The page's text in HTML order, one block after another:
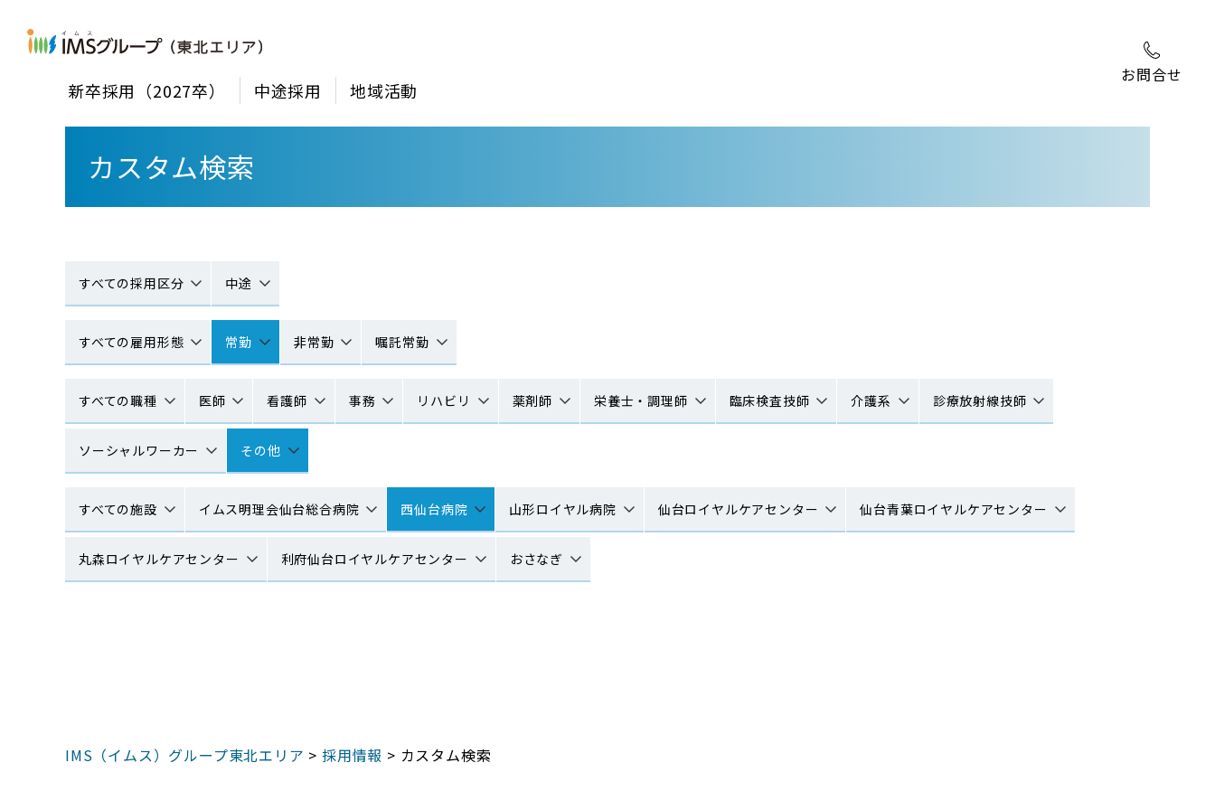
新卒採用（2027卒） 中途採用 地域活動
お問合せ
カスタム検索
すべての採用区分 中途
すべての雇用形態 常勤 非常勤 嘱託常勤
すべての職種 医師 看護師 事務 リハビリ 薬剤師 栄養士・調理師 臨床検査技師 介護系 診療放射線技師
ソーシャルワーカー その他
すべての施設 イムス明理会仙台総合病院 西仙台病院 山形ロイヤル病院 仙台ロイヤルケアセンター 仙台青葉ロイヤルケアセンター
丸森ロイヤルケアセンター 利府仙台ロイヤルケアセンター おさなぎ
IMS（イムス）グループ東北エリア >採用情報 > カスタム検索